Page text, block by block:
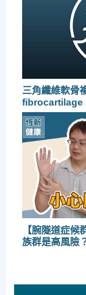
三角纖維軟骨
fibrocartilage
【腕隧道症候
族群是高風險